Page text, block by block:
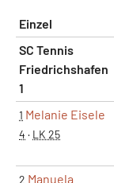
Einzel
SC Tennis
Friedrichshafen
1
1 Melanie Eisele
4 · LK 25
2 Manuela